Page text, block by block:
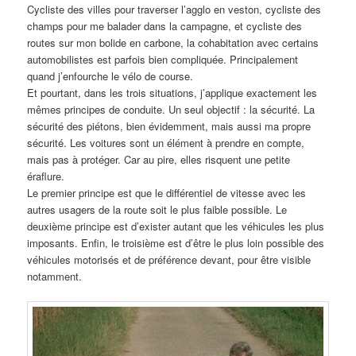
Cycliste des villes pour traverser l’agglo en veston, cycliste des
champs pour me balader dans la campagne, et cycliste des
routes sur mon bolide en carbone, la cohabitation avec certains
automobilistes est parfois bien compliquée. Principalement
quand j’enfourche le vélo de course.
Et pourtant, dans les trois situations, j’applique exactement les
mêmes principes de conduite. Un seul objectif : la sécurité. La
sécurité des piétons, bien évidemment, mais aussi ma propre
sécurité. Les voitures sont un élément à prendre en compte,
mais pas à protéger. Car au pire, elles risquent une petite
éraflure.
Le premier principe est que le différentiel de vitesse avec les
autres usagers de la route soit le plus faible possible. Le
deuxième principe est d’exister autant que les véhicules les plus
imposants. Enfin, le troisième est d’être le plus loin possible des
véhicules motorisés et de préférence devant, pour être visible
notamment.